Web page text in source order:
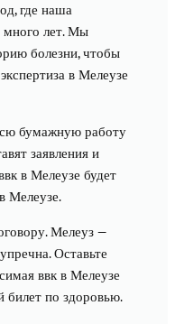
где наша
много лет. Мы
болезни, чтобы
в Мелеузе
бумажную работу
заявления и
в Мелеузе будет
Мелеузе.
Мелеуз —
Оставьте
ввк в Мелеузе
билет по здоровью.